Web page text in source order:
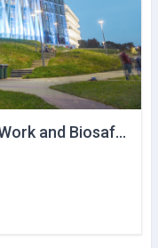
BiolB008 : Biological Risks at Work and Biosafety